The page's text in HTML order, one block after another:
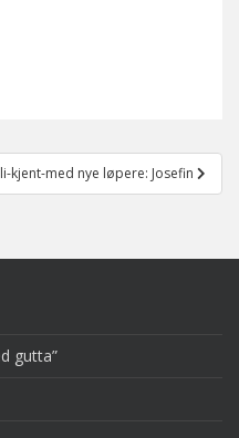
kjent-med nye løpere: Josefin
gutta”